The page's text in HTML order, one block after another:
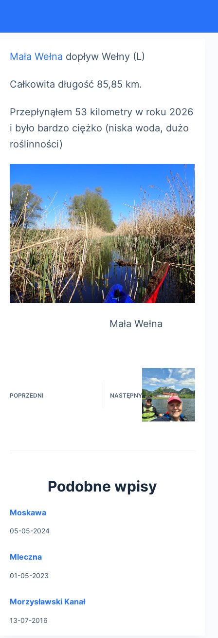
Mała Wełna dopływ Wełny (L)
Całkowita długość 85,85 km.
Przepłynąłem 53 kilometry w roku 2026
i było bardzo ciężko (niska woda, dużo
roślinności)
Mała Wełna
POPRZEDNI NASTĘPNY
Podobne wpisy
Moskawa
05-05-2024
Mleczna
01-05-2023
Morzysławski Kanał
13-07-2016